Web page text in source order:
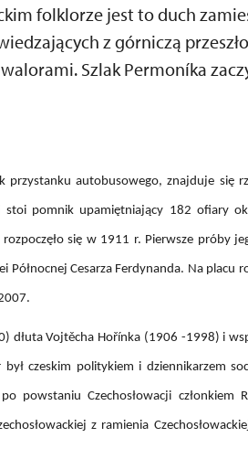
folklorze jest to duch
z górniczą
Szlak Permoníka
autobusowego, znajduje się
pomnik upamiętniający 182 ofiary
się w 1911 r. Pierwsze próby
Cesarza Ferdynanda. Na placu
Vojtěcha Hořínka (1906 -1998) i
czeskim politykiem i dziennikarzem
powstaniu Czechosłowacji członkiem
z ramienia